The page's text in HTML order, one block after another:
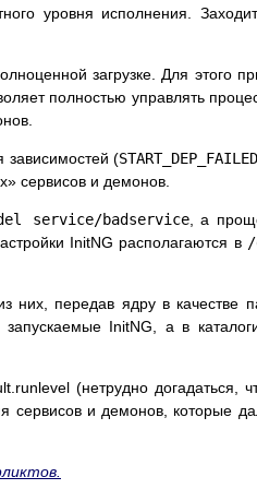
уровня исполнения.
загрузке. Для этого
полностью управлять
зависимостей (START_DEP_FAILED
сервисов и демонов.
service/badservice , а
InitNG располагаются в
них, передав ядру в качестве
InitNG, а в
(нетрудно догадаться,
сервисов и демонов, которые